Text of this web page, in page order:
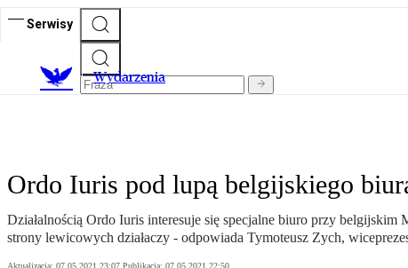
Serwisy
Wydarzenia
Ordo Iuris pod lupą belgijskiego
Działalnością Ordo Iuris interesuje się specjalne biuro przy
strony lewicowych działaczy - odpowiada Tymoteusz Zych,
Aktualizacja: 07.05.2021 23:07 Publikacja: 07.05.2021 22:50